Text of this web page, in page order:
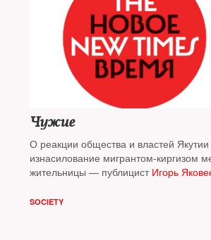
Чужие
О реакции общества и властей
изнасилование мигрантом-киргизом
жительницы — публицист Игорь
SOCIETY